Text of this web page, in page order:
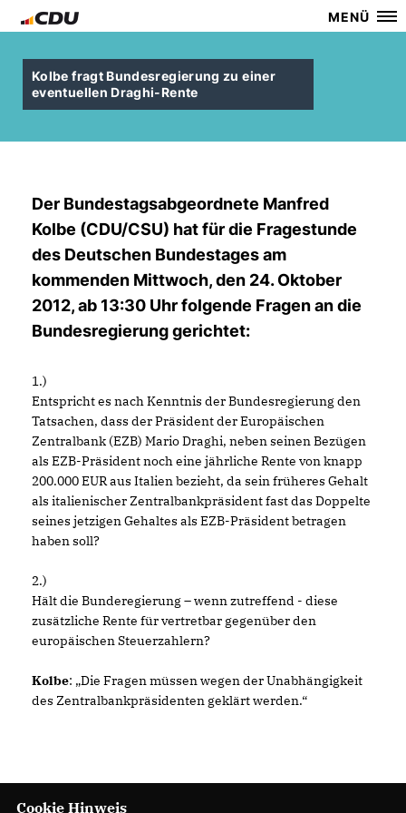
MENÜ
Kolbe fragt Bundesregierung zu einer
eventuellen Draghi-Rente
Der Bundestagsabgeordnete Manfred
Kolbe (CDU/CSU) hat für die Fragestunde
des Deutschen Bundestages am
kommenden Mittwoch, den 24. Oktober
2012, ab 13:30 Uhr folgende Fragen an die
Bundesregierung gerichtet:
1.)
Entspricht es nach Kenntnis der Bundesregierung den
Tatsachen, dass der Präsident der Europäischen
Zentralbank (EZB) Mario Draghi, neben seinen Bezügen
als EZB-Präsident noch eine jährliche Rente von knapp
200.000 EUR aus Italien bezieht, da sein früheres Gehalt
als italienischer Zentralbankpräsident fast das Doppelte
seines jetzigen Gehaltes als EZB-Präsident betragen
haben soll?
2.)
Hält die Bunderegierung – wenn zutreffend - diese
zusätzliche Rente für vertretbar gegenüber den
europäischen Steuerzahlern?
Kolbe: „Die Fragen müssen wegen der Unabhängigkeit
des Zentralbankpräsidenten geklärt werden.“
Cookie Hinweis